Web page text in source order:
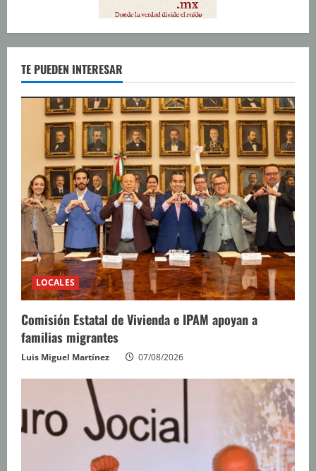
TE PUEDEN INTERESAR
LOCALES
Comisión Estatal de Vivienda e IPAM apoyan a
familias migrantes
Luis Miguel Martínez 07/08/2026